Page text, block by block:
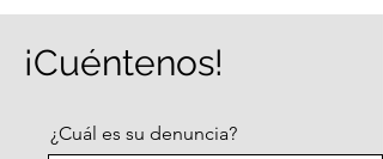
¡Cuéntenos!
¿Cuál es su denuncia?